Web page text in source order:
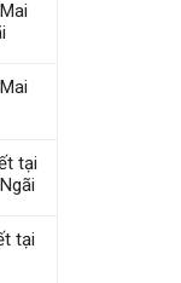
tại
tại